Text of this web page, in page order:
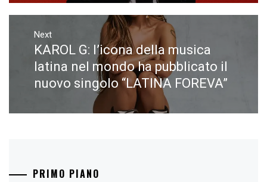
Next
Next
post:
KAROL G: l’icona della musica
latina nel mondo ha pubblicato il
nuovo singolo “LATINA FOREVA”
PRIMO PIANO